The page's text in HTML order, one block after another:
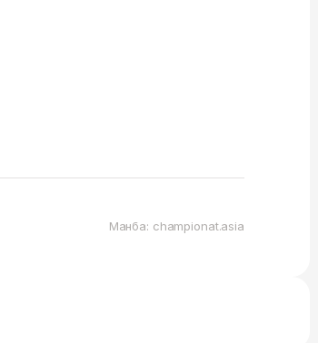
Манба: championat.asia